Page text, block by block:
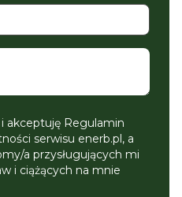
akceptuję Regulamin
serwisu enerb.pl, a
a przysługujących mi
i ciążących na mnie